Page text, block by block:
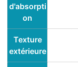
d'absorpti
on
Texture
extérieure